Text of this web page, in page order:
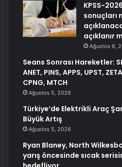
KPSS-
sonuçları
açıklanır
Ağustos 6,
Seans Sonrası Hareketler:
ANET, PINS, APPS, UPST,
CPNG, MTCH
Ağustos 5, 2026
Türkiye’de Elektrikli Araç
Büyük Artış
Ağustos 5, 2026
Ryan Blaney, North
yarış öncesinde sıcak